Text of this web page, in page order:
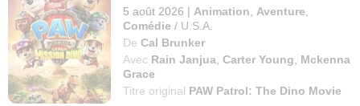
5 août 2026 | Animation Aventure
Comédie / U.S.A.
De Cal Brunker
Avec Rain Janjua ,Carter Young
Mckenna
Grace
Titre original PAW Patrol: The Dino Movie